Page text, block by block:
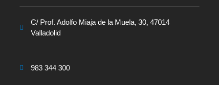
C/ Prof. Adolfo Miaja de la Muela, 30, 47014
Valladolid
983 344 300